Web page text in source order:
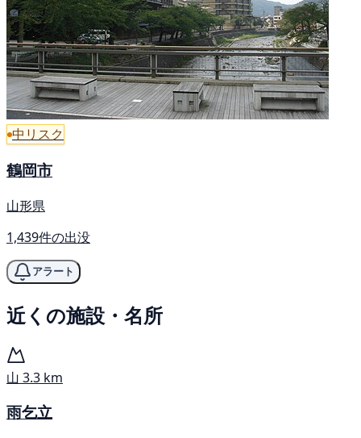
中リスク
鶴岡市
山形県
1,439件の出没
アラート
近くの施設・名所
山 3.3 km
雨乞立